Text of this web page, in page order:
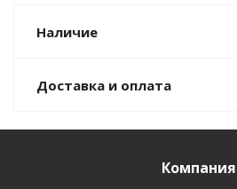
Наличие
Доставка и оплата
Компания